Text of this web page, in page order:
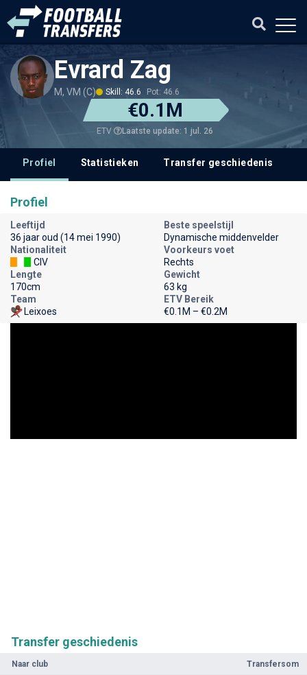
Evrard Zag
M, VM (C) Skill: 46.6 Pot: 46.6
€0.1M
ETV Laatste update: 1 jul. 26
Profiel Statistieken Transfer geschiedenis
Transfer geschiedenis
Naar club Transfersom
Profiel
Leeftijd
36 jaar oud (14 mei 1990)
Beste speelstijl
Dynamische middenvelder
Nationaliteit
CIV
Voorkeurs voet
Rechts
Lengte
170cm
Gewicht
63 kg
Team
Leixoes
ETV Bereik
€0.1M – €0.2M